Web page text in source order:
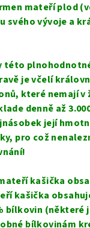
mateří plod
svého vývoje a
této
je včelí
které nemají
denně až
její
pro což
kašička
kašička
bílkovin (některé
bílkovinám